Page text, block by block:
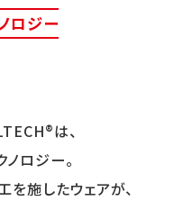
ロジー
は、
ロジー。
施したウェアが、